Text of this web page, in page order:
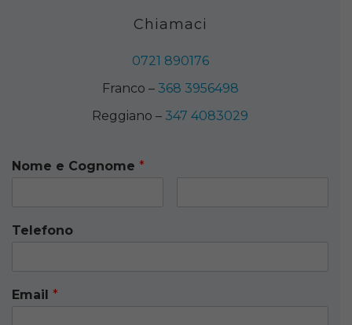
Chiamaci
0721 890176
Franco – 368 3956498
Reggiano – 347 4083029
Nome e Cognome *
Telefono
Email *